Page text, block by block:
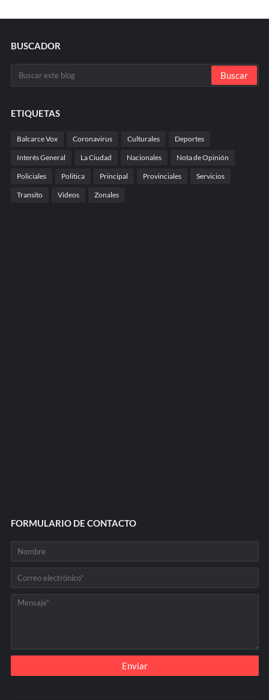
BUSCADOR
ETIQUETAS
Balcarce Vox Coronavirus Culturales Deportes
Interés General La Ciudad Nacionales Nota de Opinión
Policiales Politica Principal Provinciales Servicios
Transito Videos Zonales
FORMULARIO DE CONTACTO